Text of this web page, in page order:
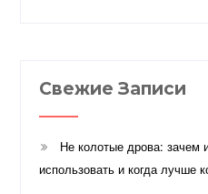
Свежие Записи
Не колотые дрова: зачем
использовать и когда лучше